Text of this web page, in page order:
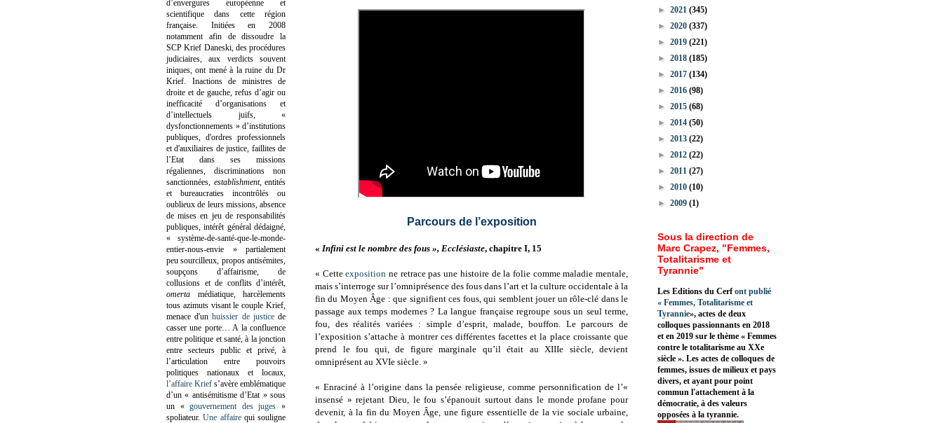
Parcours de l’exposition
« Infini est le nombre des fous », Ecclésiaste, chapitre I, 15
« Cetteexposition ne retrace pas une histoire de la folie comme maladie mentale,
mais s’interroge sur l’omniprésence des fous dans l’art et la culture occidentale à la
fin du Moyen Âge : que signifient ces fous, qui semblent jouer un rôle-clé dans le
passage aux temps modernes ? La langue française regroupe sous un seul terme,
fou, des réalités variées : simple d’esprit, malade, bouffon. Le parcours de
l’exposition s’attache à montrer ces différentes facettes et la place croissante que
prend le fou qui, de figure marginale qu’il était au XIIIe siècle, devient
omniprésent au XVIe siècle. »
« Enraciné à l’origine dans la pensée religieuse, comme personnification de l’«
insensé » rejetant Dieu, le fou s’épanouit surtout dans le monde profane pour
devenir, à la fin du Moyen Âge, une figure essentielle de la vie sociale urbaine,
d’envergures européenne et
scientifique dans cette région
française. Initiées en 2008
notamment afin de dissoudre la
SCP Krief Daneski, des procédures
judiciaires, aux verdicts souvent
iniques, ont mené à la ruine du Dr
Krief. Inactions de ministres de
droite et de gauche, refus d’agir ou
inefficacité d’organisations et
d’intellectuels juifs, «
dysfonctionnements » d’institutions
publiques, d'ordres professionnels
et d'auxiliaires de justice, faillites de
l’Etat dans ses missions
régaliennes, discriminations non
sanctionnées, establishment, entités
et bureaucraties incontrôlés ou
oublieux de leurs missions, absence
de mises en jeu de responsabilités
publiques, intérêt général dédaigné,
« système-de-santé-que-le-monde-
entier-nous-envie » partialement
peu sourcilleux, propos antisémites,
soupçons d’affairisme, de
collusions et de conflits d’intérêt,
omerta médiatique, harcèlements
tous azimuts visant le couple Krief,
menace d'unhuissier de justicede
casser une porte… A la confluence
entre politique et santé, à la jonction
entre secteurs public et privé, à
l’articulation entre pouvoirs
politiques nationaux et locaux,
l’affaire Krief s’avère emblématique
d’un « antisémitisme d’Etat » sous
un «gouvernement des juges »
spoliateur.Une affairequi souligne
► 2021 (345)
► 2020 (337)
► 2019 (221)
► 2018 (185)
► 2017 (134)
► 2016 (98)
► 2015 (68)
► 2014 (50)
► 2013 (22)
► 2012 (22)
► 2011 (27)
► 2010 (10)
► 2009 (1)
Sous la direction de
Marc Crapez, "Femmes,
Totalitarisme et
Tyrannie"
Les Editions du Cerfont publié
« Femmes, Totalitarisme et
Tyrannie», actes de deux
colloques passionnants en 2018
et en 2019 sur le thème « Femmes
contre le totalitarisme au XXe
siècle ». Les actes de colloques de
femmes, issues de milieux et pays
divers, et ayant pour point
commun l'attachement à la
démocratie, à des valeurs
opposées à la tyrannie.